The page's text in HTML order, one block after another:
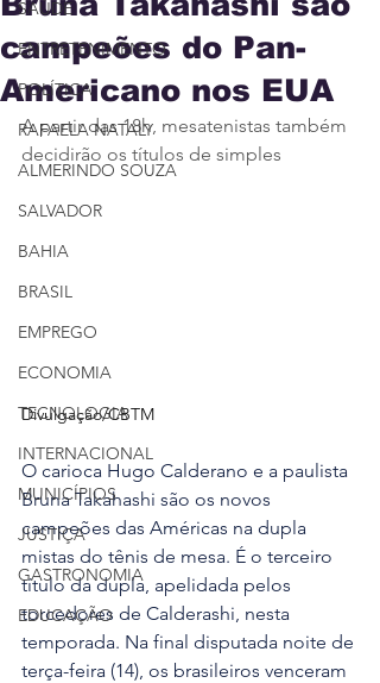
SAÚDE
ENTRETENIMENTO
POLÍTICA
RAFAELA NATALY
ALMERINDO SOUZA
SALVADOR
BAHIA
BRASIL
EMPREGO
ECONOMIA
TECNOLOGIA
INTERNACIONAL
MUNICÍPIOS
JUSTIÇA
GASTRONOMIA
EDUCAÇÃO
campeões do Pan-
Americano nos EUA
A partir das 18h, mesatenistas também
decidirão os títulos de simples
Divulgação/CBTM
O carioca Hugo Calderano e a paulista
Bruna Takahashi são os novos
campeões das Américas na dupla
mistas do tênis de mesa. É o terceiro
título da dupla, apelidada pelos
torcedores de Calderashi, nesta
temporada. Na final disputada noite de
terça-feira (14), os brasileiros venceram